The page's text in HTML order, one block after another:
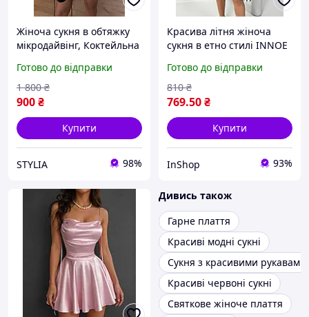
Жіноча сукня в обтяжку
мікродайвінг, Коктейльна
трендова, Красиві жіночі
сукні короткі
Готово до відправки
900₴
1 800 ₴
Купити
STYLIA 98%
Красива літня жіноча
сукня в етно стилі INNOE
Готово до відправки
769.50₴
810 ₴
Купити
InShop 93%
Дивись також
Гарне плаття
Красиві модні сукні
Сукня з красивими рукавами
Красиві червоні сукні
Святкове жіноче плаття